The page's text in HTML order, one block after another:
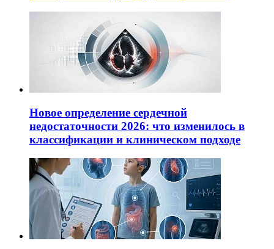
Новое определение сердечной
недостаточности 2026: что изменилось в
классификации и клиническом подходе